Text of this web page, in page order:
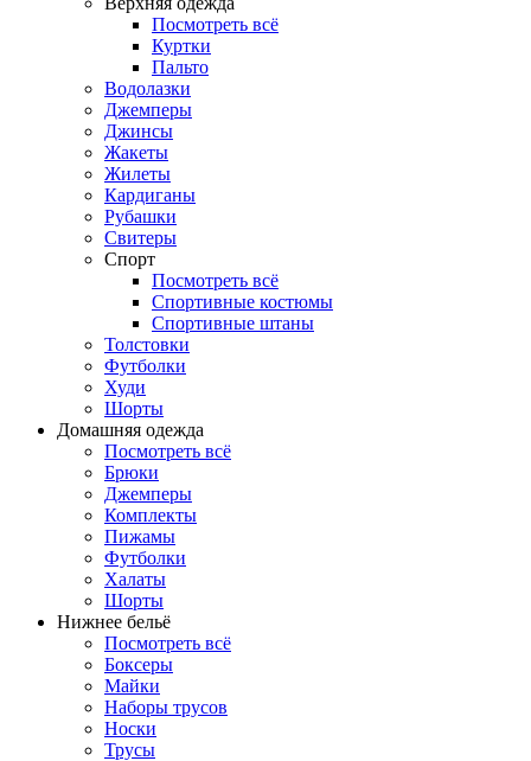
Посмотреть всё
Куртки
Пальто
Водолазки
Джемперы
Джинсы
Жакеты
Жилеты
Кардиганы
Рубашки
Свитеры
Спорт
Посмотреть всё
Спортивные костюмы
Спортивные штаны
Толстовки
Футболки
Худи
Шорты
Домашняя одежда
Посмотреть всё
Брюки
Джемперы
Комплекты
Пижамы
Футболки
Халаты
Шорты
Нижнее бельё
Посмотреть всё
Боксеры
Майки
Наборы трусов
Носки
Трусы